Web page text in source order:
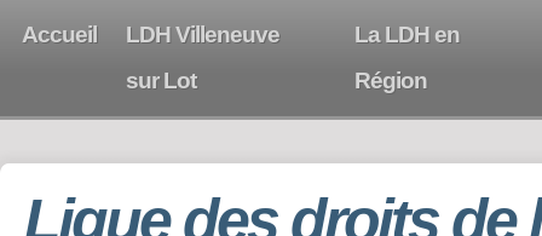
Accueil
LDH Villeneuve
sur Lot
La LDH en
Région
Ligue des droits de